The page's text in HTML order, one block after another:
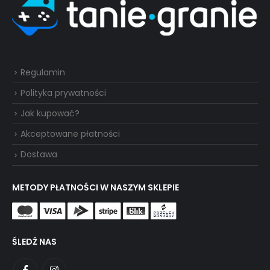
Regulamin
Polityka prywatności
Jak kupować?
Akceptowane płatności
Dostawa
METODY PŁATNOŚCI W NASZYM SKLEPIE
ŚLEDŹ NAS